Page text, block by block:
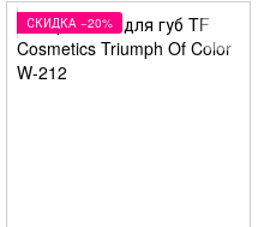
СКИДКА −20%